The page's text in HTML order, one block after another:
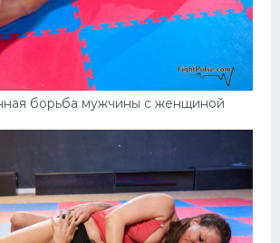
борьба мужчины с женщиной